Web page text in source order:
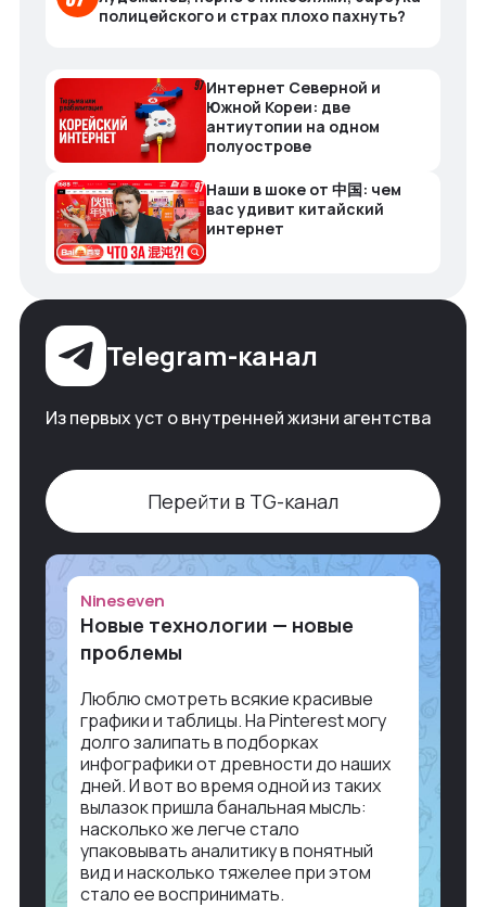
полицейского и страх плохо пахнуть?
Интернет Северной и
Южной Кореи: две
антиутопии на одном
полуострове
Наши в шоке от 中国: чем
вас удивит китайский
интернет
Telegram-канал
Из первых уст о внутренней жизни агентства
Перейти в TG-канал
Nineseven
Новые технологии — новые
проблемы
Люблю смотреть всякие красивые
графики и таблицы. На Pinterest могу
долго залипать в подборках
инфографики от древности до наших
дней. И вот во время одной из таких
вылазок пришла банальная мысль:
насколько же легче стало
упаковывать аналитику в понятный
вид и насколько тяжелее при этом
стало ее воспринимать.